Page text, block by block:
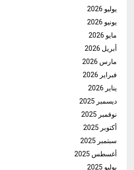
يوليو 2026
يونيو 2026
مايو 2026
أبريل 2026
مارس 2026
فبراير 2026
يناير 2026
ديسمبر 2025
نوفمبر 2025
أكتوبر 2025
سبتمبر 2025
أغسطس 2025
يوليو 2025